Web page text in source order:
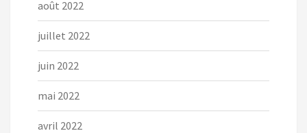
août 2022
juillet 2022
juin 2022
mai 2022
avril 2022